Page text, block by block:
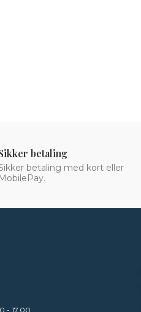
betaling
betaling med kort eller
MobilePay.
- 17.00